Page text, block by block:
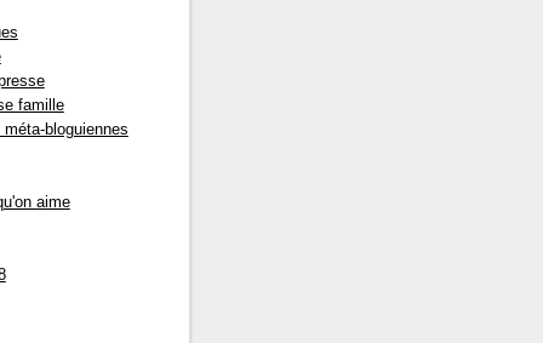
famille
méta-bloguiennes
aime